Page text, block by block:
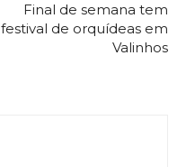
Final de semana tem
festival de orquídeas em
Valinhos